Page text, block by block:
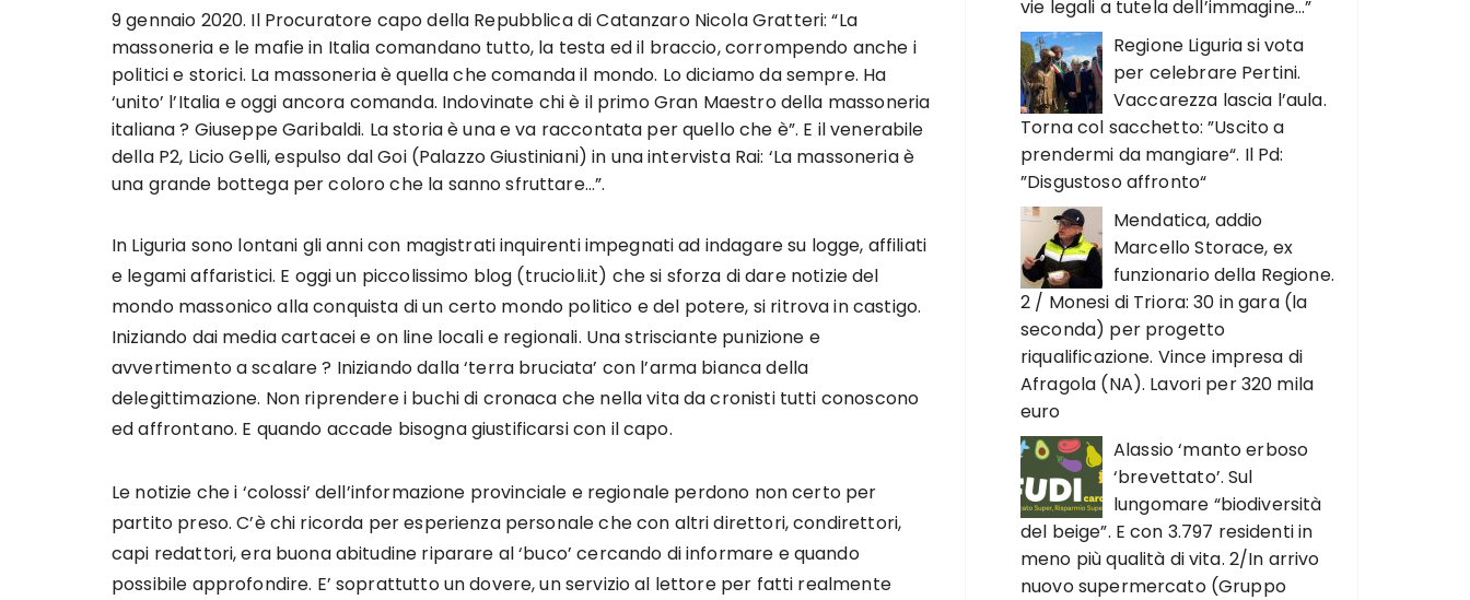
9 gennaio 2020. Il Procuratore capo della Repubblica di Catanzaro Nicola Gratteri: “La
massoneria e le mafie in Italia comandano tutto, la testa ed il braccio, corrompendo anche i
politici e storici. La massoneria è quella che comanda il mondo. Lo diciamo da sempre. Ha
‘unito’ l’Italia e oggi ancora comanda. Indovinate chi è il primo Gran Maestro della massoneria
italiana ? Giuseppe Garibaldi. La storia è una e va raccontata per quello che è”. E il venerabile
della P2, Licio Gelli, espulso dal Goi (Palazzo Giustiniani) in una intervista Rai: ‘La massoneria è
una grande bottega per coloro che la sanno sfruttare…”.
In Liguria sono lontani gli anni con magistrati inquirenti impegnati ad indagare su logge, affiliati
e legami affaristici. E oggi un piccolissimo blog (trucioli.it) che si sforza di dare notizie del
mondo massonico alla conquista di un certo mondo politico e del potere, si ritrova in castigo.
Iniziando dai media cartacei e on line locali e regionali. Una strisciante punizione e
avvertimento a scalare ? Iniziando dalla ‘terra bruciata’ con l’arma bianca della
delegittimazione. Non riprendere i buchi di cronaca che nella vita da cronisti tutti conoscono
ed affrontano. E quando accade bisogna giustificarsi con il capo.
Le notizie che i ‘colossi’ dell’informazione provinciale e regionale perdono non certo per
partito preso. C’è chi ricorda per esperienza personale che con altri direttori, condirettori,
capi redattori, era buona abitudine riparare al ‘buco’ cercando di informare e quando
possibile approfondire. E’ soprattutto un dovere, un servizio al lettore per fatti realmente
vie legali a tutela dell’immagine…”
Regione Liguria si vota
per celebrare Pertini.
Vaccarezza lascia l’aula.
Torna col sacchetto: ”Uscito a
prendermi da mangiare“. Il Pd:
”Disgustoso affronto“
Mendatica, addio
Marcello Storace, ex
funzionario della Regione.
2 / Monesi di Triora: 30 in gara (la
seconda) per progetto
riqualificazione. Vince impresa di
Afragola (NA). Lavori per 320 mila
euro
Alassio ‘manto erboso
‘brevettato’. Sul
lungomare “biodiversità
del beige”. E con 3.797 residenti in
meno più qualità di vita. 2/In arrivo
nuovo supermercato (Gruppo